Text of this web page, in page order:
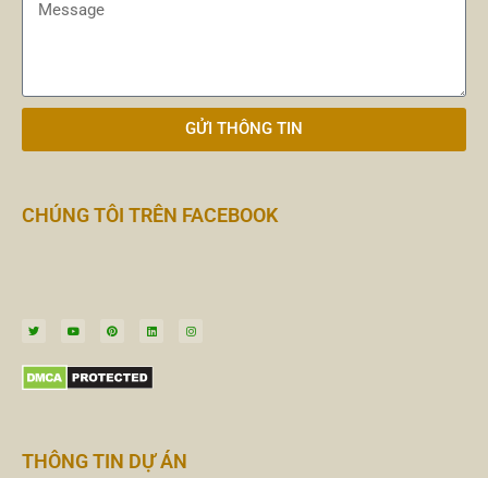
GỬI THÔNG TIN
CHÚNG TÔI TRÊN FACEBOOK
THÔNG TIN DỰ ÁN